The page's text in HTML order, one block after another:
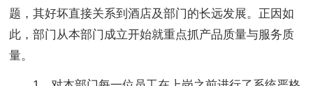
题，其好坏直接关系到酒店及部门的长远发展。正因如
此，部门从本部门成立开始就重点抓产品质量与服务质
量。